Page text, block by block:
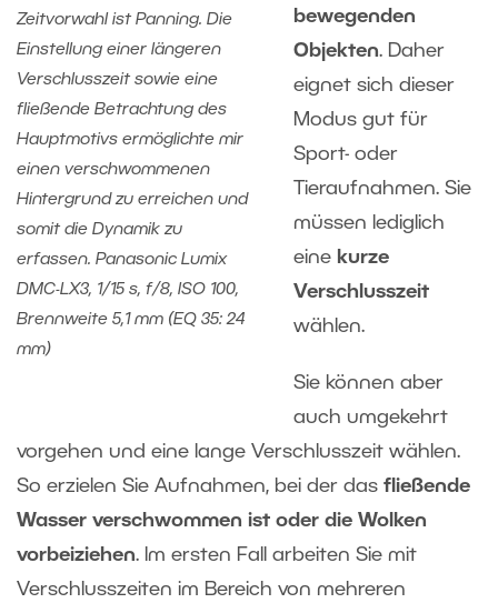
Zeitvorwahl ist Panning. Die
Einstellung einer längeren
Verschlusszeit sowie eine
fließende Betrachtung des
Hauptmotivs ermöglichte mir
einen verschwommenen
Hintergrund zu erreichen und
somit die Dynamik zu
erfassen. Panasonic Lumix
DMC-LX3, 1/15 s, f/8, ISO 100,
Brennweite 5,1 mm (EQ 35: 24
mm)
bewegenden
Objekten. Daher
eignet sich dieser
Modus gut für
Sport- oder
Tieraufnahmen. Sie
müssen lediglich
eine kurze
Verschlusszeit
wählen.
Sie können aber
auch umgekehrt
vorgehen und eine lange Verschlusszeit wählen.
So erzielen Sie Aufnahmen, bei der das fließende
Wasser verschwommen ist oder die Wolken
vorbeiziehen. Im ersten Fall arbeiten Sie mit
Verschlusszeiten im Bereich von mehreren